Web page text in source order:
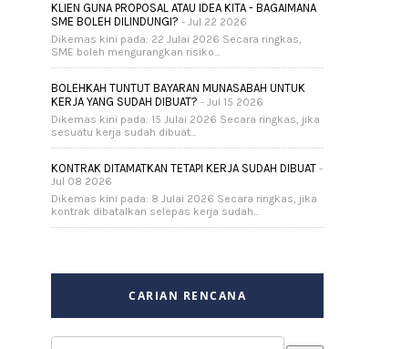
KLIEN GUNA PROPOSAL ATAU IDEA KITA - BAGAIMANA
SME BOLEH DILINDUNGI? - Jul 22 2026
Dikemas kini pada: 22 Julai 2026 Secara ringkas,
SME boleh mengurangkan risiko...
BOLEHKAH TUNTUT BAYARAN MUNASABAH UNTUK
KERJA YANG SUDAH DIBUAT? - Jul 15 2026
Dikemas kini pada: 15 Julai 2026 Secara ringkas, jika
sesuatu kerja sudah dibuat...
KONTRAK DITAMATKAN TETAPI KERJA SUDAH DIBUAT -
Jul 08 2026
Dikemas kini pada: 8 Julai 2026 Secara ringkas, jika
kontrak dibatalkan selepas kerja sudah...
CARIAN RENCANA